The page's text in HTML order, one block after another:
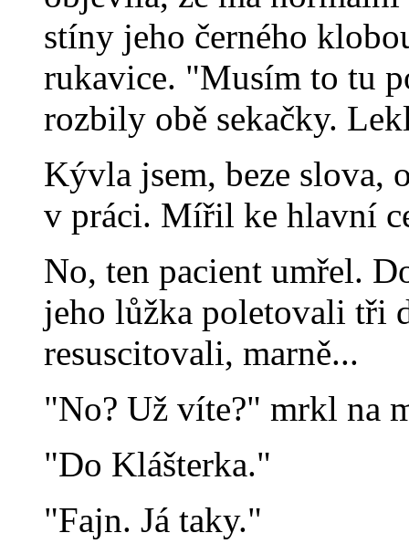
stíny jeho černého
rukavice. "Musím to tu
rozbily obě sekačky.
Kývla jsem, beze slova,
v práci. Mířil ke hlavní
No, ten pacient umřel.
jeho lůžka poletovali tři
resuscitovali, marně...
"No? Už víte?" mrkl na
"Do Klášterka."
"Fajn. Já taky."